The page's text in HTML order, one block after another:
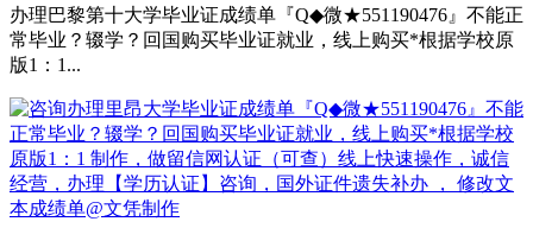
办理巴黎第十大学毕业证成绩单『Q◆微★551190476』不能正
常毕业？辍学？回国购买毕业证就业，线上购买*根据学校原
版1：1...